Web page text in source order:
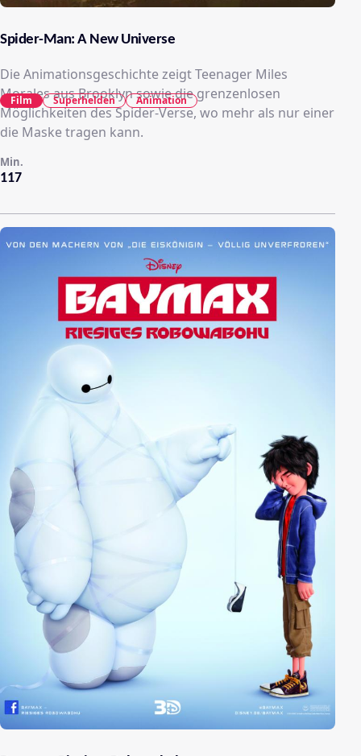
Spider-Man: A New Universe
Die Animationsgeschichte zeigt Teenager Miles
Morales aus Brooklyn sowie die grenzenlosen
Möglichkeiten des Spider-Verse, wo mehr als nur einer
die Maske tragen kann.
117
Min.
Film Superhelden Animation